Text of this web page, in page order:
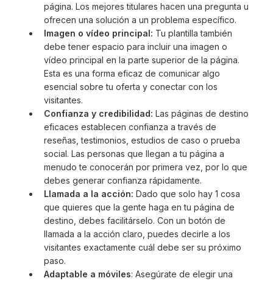
página. Los mejores titulares hacen una pregunta u
ofrecen una solución a un problema específico.
Imagen o vídeo principal: Tu plantilla también
debe tener espacio para incluir una imagen o
vídeo principal en la parte superior de la página.
Esta es una forma eficaz de comunicar algo
esencial sobre tu oferta y conectar con los
visitantes.
Confianza y credibilidad: Las páginas de destino
eficaces establecen confianza a través de
reseñas, testimonios, estudios de caso o prueba
social. Las personas que llegan a tu página a
menudo te conocerán por primera vez, por lo que
debes generar confianza rápidamente.
Llamada a la acción: Dado que solo hay 1 cosa
que quieres que la gente haga en tu página de
destino, debes facilitárselo. Con un botón de
llamada a la acción claro, puedes decirle a los
visitantes exactamente cuál debe ser su próximo
paso.
Adaptable a móviles: Asegúrate de elegir una